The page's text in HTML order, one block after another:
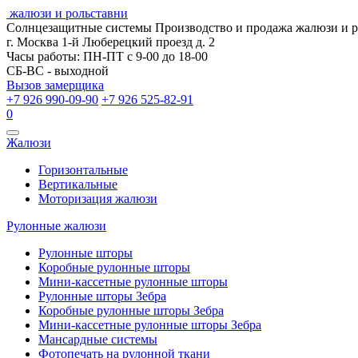
жалюзи и рольставни
Солнцезащитные системы Производство и продажа жалюзи и
г. Москва 1-й Люберецкий проезд д. 2
Часы работы: ПН-ПТ с 9-00 до 18-00
СБ-ВС - выходной
Вызов замерщика
+7 926 990-09-90 +7 926 525-82-91
0
Открыть
навигацию
Жалюзи
Горизонтальные
Вертикальные
Моторизация жалюзи
Рулонные жалюзи
Рулонные шторы
Коробные рулонные шторы
Мини-кассетные рулонные шторы
Рулонные шторы Зебра
Коробные рулонные шторы Зебра
Мини-кассетные рулонные шторы Зебра
Мансардные системы
Фотопечать на рулонной ткани